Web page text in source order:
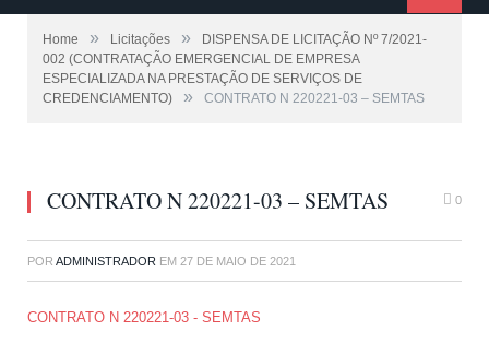
Home » Licitações »
DISPENSA DE LICITAÇÃO Nº 7/2021-
002 (CONTRATAÇÃO EMERGENCIAL DE EMPRESA
ESPECIALIZADA NA PRESTAÇÃO DE SERVIÇOS DE
CREDENCIAMENTO)
» CONTRATO N 220221-03 – SEMTAS
CONTRATO N 220221-03 – SEMTAS 0
POR ADMINISTRADOR EM 27 DE MAIO DE 2021
CONTRATO N 220221-03 - SEMTAS